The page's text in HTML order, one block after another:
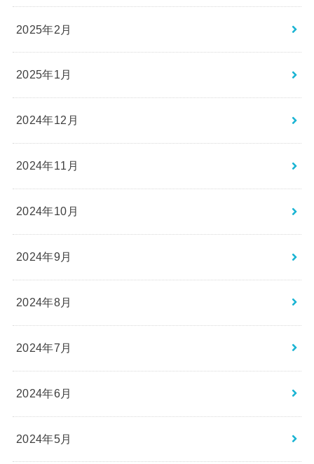
2025年2月
2025年1月
2024年12月
2024年11月
2024年10月
2024年9月
2024年8月
2024年7月
2024年6月
2024年5月